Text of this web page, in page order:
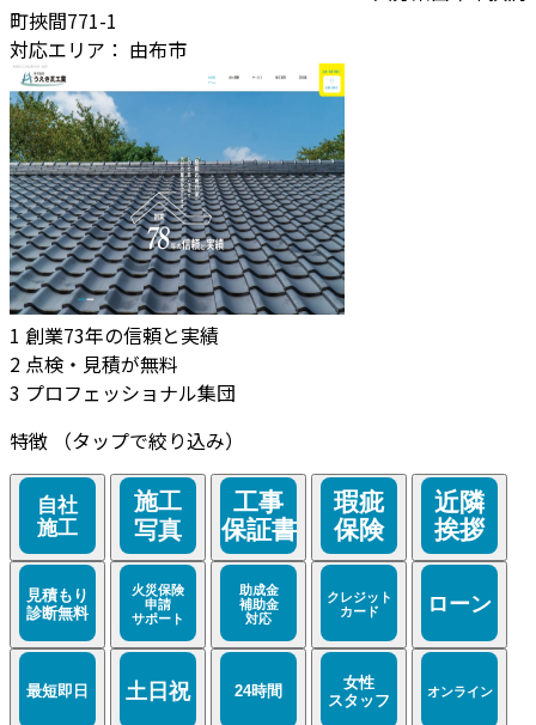
町挾間771-1
対応エリア： 由布市
1 創業73年の信頼と実績
2 点検・見積が無料
3 プロフェッショナル集団
特徴
（タップで絞り込み）